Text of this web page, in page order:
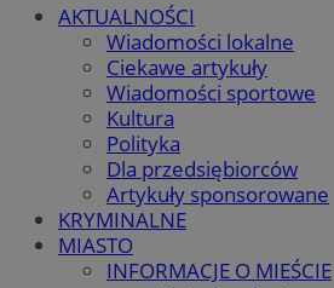
AKTUALNOŚCI
Wiadomości lokalne
Ciekawe artykuły
Wiadomości sportowe
Kultura
Polityka
Dla przedsiębiorców
Artykuły sponsorowane
KRYMINALNE
MIASTO
INFORMACJE O MIEŚCIE